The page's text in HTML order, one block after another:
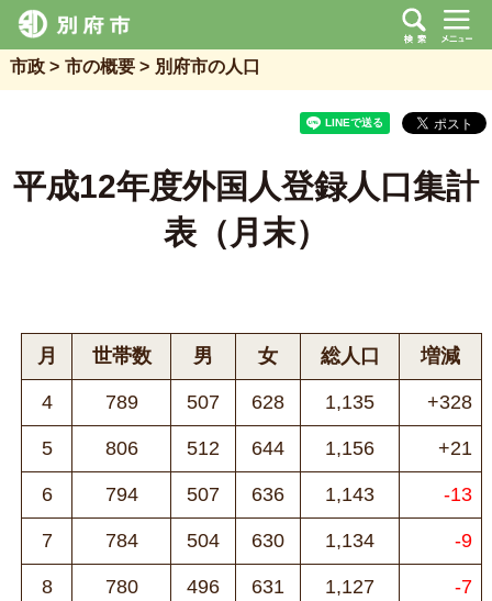
市政 市の概要 別府市の人口
平成12年度外国人登録人口集計
表（月末）
月 世帯数 男 女 総人口 増減
4 789 507 628 1,135 +328
5 806 512 644 1,156 +21
6 794 507 636 1,143 -13
7 784 504 630 1,134 -9
8 780 496 631 1,127 -7